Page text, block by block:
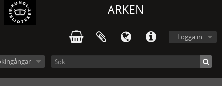
ARKEN
Logga in